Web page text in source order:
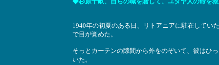
1940年の初夏のある日、リトアニアに駐在してい
で目が覚めた。
そっとカーテンの隙間から外をのぞいて、彼はひ
いた。